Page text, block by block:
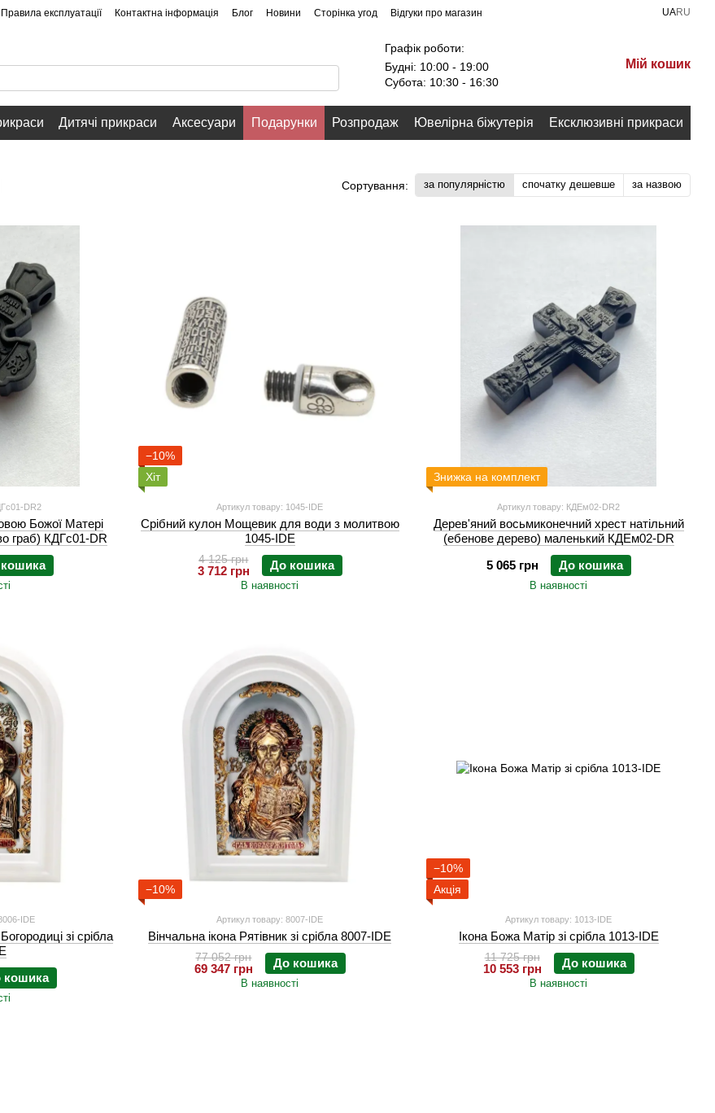
Правила експлуатації Контактна інформація Блог Новини Сторінка угод Відгуки про магазин UARU
Графік роботи:
Будні: 10:00 - 19:00
Субота: 10:30 - 16:30
Мій кошик
Дитячі прикраси Аксесуари Подарунки Розпродаж Ювелірна біжутерія Ексклюзивні прикраси
Сортування: за популярністю спочатку дешевше за назвою
DR2
Божої Матері
граб) КДГс01-DR
−10%
Хіт
Артикул товару: 1045-IDE
Срібний кулон Мощевик для води з молитвою
1045-IDE
4 125 грн
3 712 грн До кошика
В наявності
Знижка на комплект
Артикул товару: КДЕм02-DR2
Дерев'яний восьмиконечний хрест натільний
(ебенове дерево) маленький КДЕм02-DR
5 065 грн
До кошика
В наявності
IDE
зі срібла
кошика
−10%
Артикул товару: 8007-IDE
Вінчальна ікона Рятівник зі срібла 8007-IDE
77 052 грн
69 347 грн До кошика
В наявності
−10%
Акція
Артикул товару: 1013-IDE
Ікона Божа Матір зі срібла 1013-IDE
11 725 грн
10 553 грн До кошика
В наявності